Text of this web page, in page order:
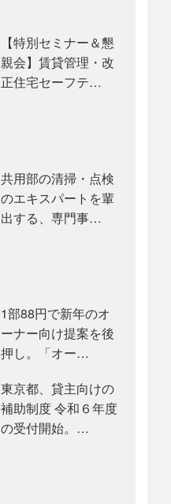
【特別セミナー＆懇
親会】賃貸管理・改
正住宅セーフテ…
共用部の清掃・点検
のエキスパートを輩
出する、専門事…
1部88円で新年のオ
ーナー向け提案を後
押し。「オー…
東京都、貸主向けの
補助制度 令和６年度
の受付開始。…